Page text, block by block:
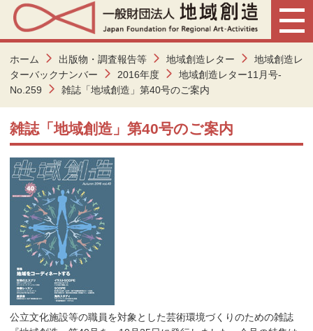
ホーム 出版物・調査報告等 地域創造レター
地域創造レ
ターバックナンバー
2016年度
地域創造レター11月号-
No.259
雑誌「地域創造」第40号のご案内
雑誌「地域創造」第40号のご案内
公立文化施設等の職員を対象とした芸術環境づくりのための雑誌